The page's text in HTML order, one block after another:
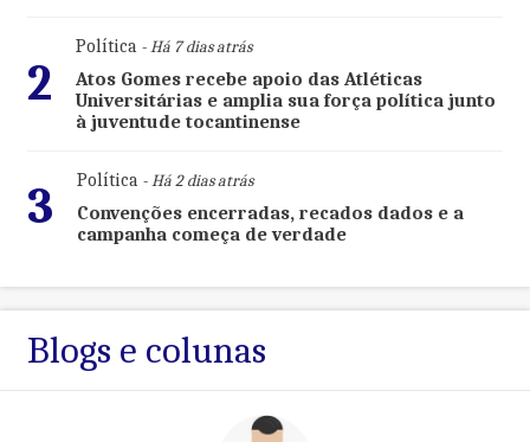
2
Política- Há 7 dias atrás
Atos Gomes recebe apoio das Atléticas
Universitárias e amplia sua força política junto
à juventude tocantinense
3 Política- Há 2 dias atrás
Convenções encerradas, recados dados e a
campanha começa de verdade
Blogs e colunas